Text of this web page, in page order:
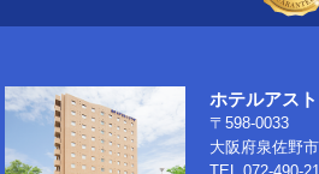
ホテルアス
〒598-0033
大阪府泉佐野